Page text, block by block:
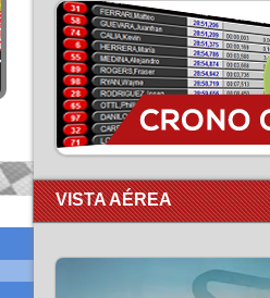
VISTA AÉREA